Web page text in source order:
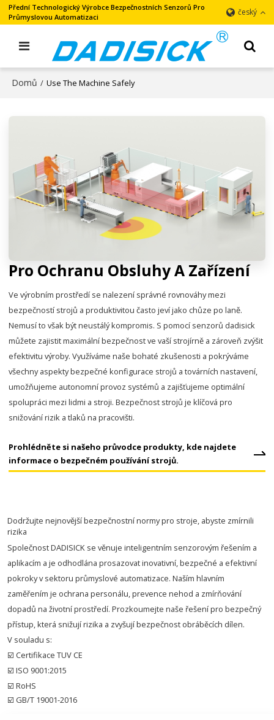
Přední Technologický Výrobce Bezpečnostních Senzorů Pro
Průmyslovou Automatizaci
český
Domů / Use The Machine Safely
Pro Ochranu Obsluhy A Zařízení
Ve výrobním prostředí se nalezení správné rovnováhy mezi
bezpečností strojů a produktivitou často jeví jako chůze po laně.
Nemusí to však být neustálý kompromis. S pomocí senzorů dadisick
můžete zajistit maximální bezpečnost ve vaší strojírně a zároveň zvýšit
efektivitu výroby. Využíváme naše bohaté zkušenosti a pokrýváme
všechny aspekty bezpečné konfigurace strojů a továrních nastavení,
umožňujeme autonomní provoz systémů a zajišťujeme optimální
spolupráci mezi lidmi a stroji. Bezpečnost strojů je klíčová pro
snižování rizik a tlaků na pracovišti.
Prohlédněte si našeho průvodce produkty, kde najdete
informace o bezpečném používání strojů.
Dodržujte nejnovější bezpečnostní normy pro stroje, abyste zmírnili
rizika
Společnost DADISICK se věnuje inteligentním senzorovým řešením a
aplikacím a je odhodlána prosazovat inovativní, bezpečné a efektivní
pokroky v sektoru průmyslové automatizace. Naším hlavním
zaměřením je ochrana personálu, prevence nehod a zmírňování
dopadů na životní prostředí. Prozkoumejte naše řešení pro bezpečný
přístup, která snižují rizika a zvyšují bezpečnost obráběcích dílen.
V souladu s:
☑️ Certifikace TUV CE
☑️ ISO 9001:2015
☑️ RoHS
☑️ GB/T 19001-2016